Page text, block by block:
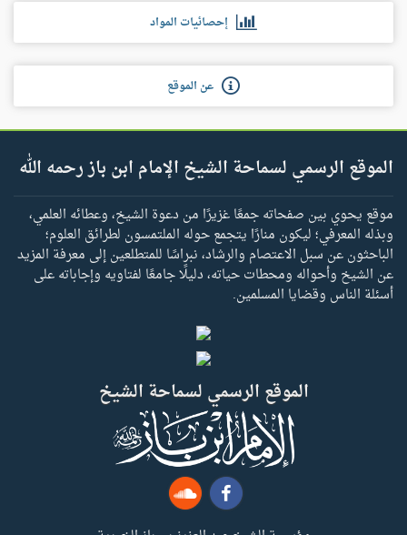
إحصائيات المواد
عن الموقع
الموقع الرسمي لسماحة الشيخ الإمام ابن باز رحمه الله
موقع يحوي بين صفحاته جمعًا غزيرًا من دعوة الشيخ، وعطائه العلمي،
وبذله المعرفي؛ ليكون منارًا يتجمع حوله الملتمسون لطرائق العلوم؛
الباحثون عن سبل الاعتصام والرشاد، نبراسًا للمتطلعين إلى معرفة المزيد
عن الشيخ وأحواله ومحطات حياته، دليلًا جامعًا لفتاويه وإجاباته على
أسئلة الناس وقضايا المسلمين.
الموقع الرسمي لسماحة الشيخ